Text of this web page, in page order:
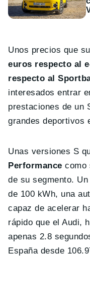
Unos precios que
euros respecto al
respecto al
interesados entrar
prestaciones de un
grandes deportivos
Unas versiones S
Performance como
de su segmento.
de 100 kWh, una
capaz de acelerar
rápido que el Audi,
apenas 2.8
España desde